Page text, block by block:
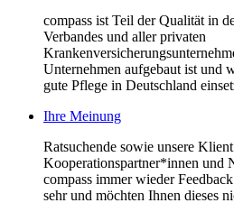
compass ist Teil der Qualität in
Verbandes und aller privaten
Unternehmen aufgebaut ist und
gute Pflege in Deutschland
Ihre Meinung
Ratsuchende sowie unsere
Kooperationspartner*innen und
compass immer wieder
sehr und möchten Ihnen dieses